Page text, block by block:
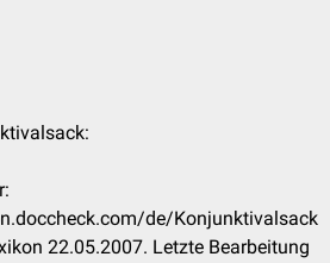
de/Konjunktivalsack
22.05.2007. Letzte Bearbeitung